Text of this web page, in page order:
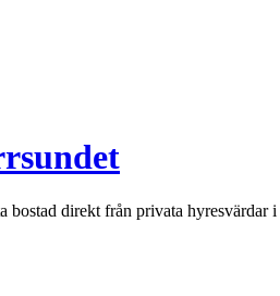
bostad direkt från privata hyresvärdar i